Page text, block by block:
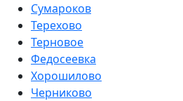
Сумароков
Терехово
Терновое
Федосеевка
Хорошилово
Черниково